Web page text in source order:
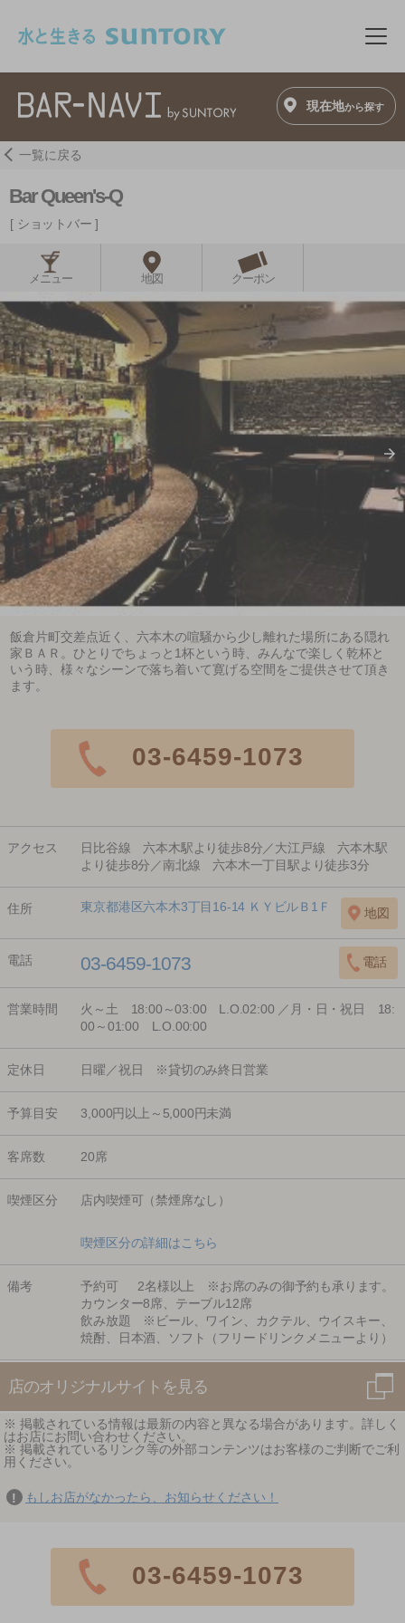
メ
現在地から探す
一覧に戻る
Bar Queen's-Q
ショットバー
メニュー 地図 クーポン
飯倉片町交差点近く、六本木の喧騒から少し離れた場所にある隠れ
家ＢＡＲ。ひとりでちょっと1杯という時、みんなで楽しく乾杯と
いう時、様々なシーンで落ち着いて寛げる空間をご提供させて頂き
ます。
03-6459-1073
アクセス
日比谷線 六本木駅より徒歩8分／大江戸線 六本木駅
より徒歩8分／南北線 六本木一丁目駅より徒歩3分
住所 東京都港区六本木3丁目16-14 ＫＹビルＢ1Ｆ
電話 03-6459-1073
営業時間
火～土 18:00～03:00 L.O.02:00 ／月・日・祝日 18:
00～01:00 L.O.00:00
定休日 日曜／祝日 ※貸切のみ終日営業
予算目安 3,000円以上～5,000円未満
客席数 20席
喫煙区分 店内喫煙可（禁煙席なし）
喫煙区分の詳細はこちら
備考
予約可 2名様以上 ※お席のみの御予約も承ります。
カウンター8席、テーブル12席
飲み放題 ※ビール、ワイン、カクテル、ウイスキー、
焼酎、日本酒、ソフト（フリードリンクメニューより）
店のオリジナルサイトを見る
※ 掲載されている情報は最新の内容と異なる場合があります。詳しく
はお店にお問い合わせください。
※ 掲載されているリンク等の外部コンテンツはお客様のご判断でご利
用ください。
もしお店がなかったら、お知らせください！
03-6459-1073